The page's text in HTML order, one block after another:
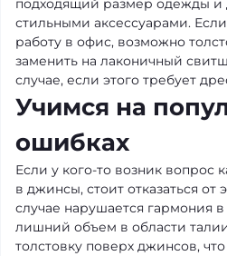
подходящий размер одежды и
стильными аксессуарами.
работу в офис, возможно
заменить на лаконичный
случае, если этого требует
Учимся на
ошибках
Если у кого-то возник вопрос
в джинсы, стоит отказаться от
случае нарушается гармония в
лишний объем в области
толстовку поверх джинсов,